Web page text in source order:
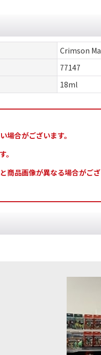
Crimson
77147
18ml
場合がございます。
。
品画像が異なる場合がござ
ーニッシュゴールド(シェード色)